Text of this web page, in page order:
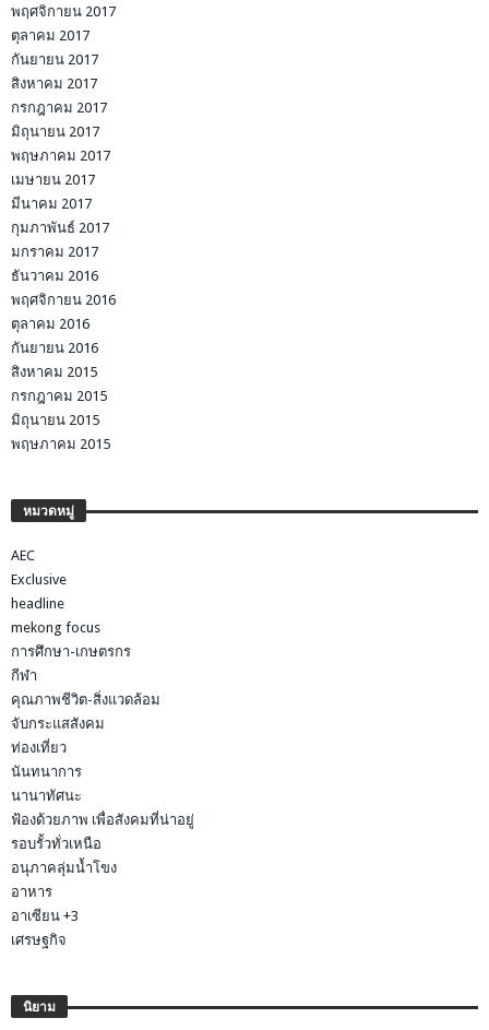
พฤศจิกายน 2017
ตุลาคม 2017
กันยายน 2017
สิงหาคม 2017
กรกฎาคม 2017
มิถุนายน 2017
พฤษภาคม 2017
เมษายน 2017
มีนาคม 2017
กุมภาพันธ์ 2017
มกราคม 2017
ธันวาคม 2016
พฤศจิกายน 2016
ตุลาคม 2016
กันยายน 2016
สิงหาคม 2015
กรกฎาคม 2015
มิถุนายน 2015
พฤษภาคม 2015
หมวดหมู่
AEC
Exclusive
headline
mekong focus
การศึกษา-เกษตรกร
กีฬา
คุณภาพชีวิต-สิ่งแวดล้อม
จับกระแสสังคม
ท่องเที่ยว
นันทนาการ
นานาทัศนะ
ฟ้องด้วยภาพ เพื่อสังคมที่น่าอยู่
รอบรั้วทั่วเหนือ
อนุภาคลุ่มน้ำโขง
อาหาร
อาเซียน +3
เศรษฐกิจ
นิยาม